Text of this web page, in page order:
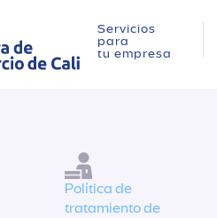
Servicios
para
tu empresa
Política de
tratamiento de